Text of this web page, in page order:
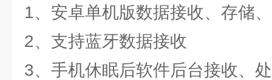
1、安卓单机版数据接收、存储
2、支持蓝牙数据接收
3、手机休眠后软件后台接收、